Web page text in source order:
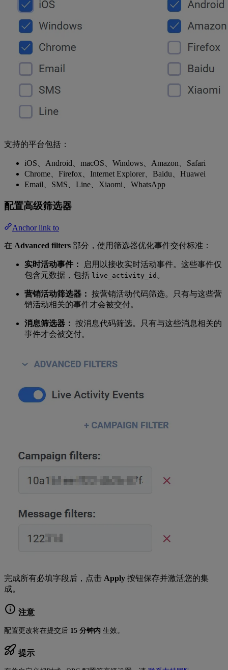
支持的平台包括：
iOS、Android、macOS、Windows、Amazon、Safari
Chrome、Firefox、Internet Explorer、Baidu、Huawei
Email、SMS、Line、Xiaomi、WhatsApp
配置高级筛选器
Anchor link to
在 Advanced filters 部分，使用筛选器优化事件交付标准：
实时活动事件：
启用以接收实时活动事件。这些事件仅
包含元数据，包括 live_activity_id 。
营销活动筛选器： 按营销活动代码筛选。只有与这些营
销活动相关的事件才会被交付。
消息筛选器： 按消息代码筛选。只有与这些消息相关的
事件才会被交付。
完成所有必填字段后，点击 Apply 按钮保存并激活您的集
成。
注意
配置更改将在提交后 15 分钟内 生效。
提示